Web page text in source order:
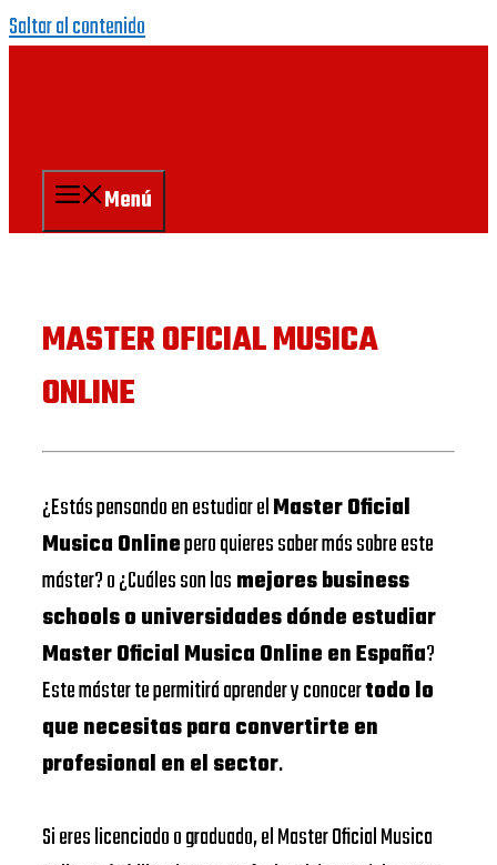
Saltar al contenido
Menú
MASTER OFICIAL MUSICA
ONLINE
¿Estás pensando en estudiar elMaster Oficial
Musica Onlinepero quieres saber más sobre este
máster? o ¿Cuáles son lasmejores business
schools o universidades dónde estudiar
Master Oficial Musica Online en España?
Este máster te permitirá aprender y conocertodo lo
que necesitas para convertirte en
profesional en el sector.
Si eres licenciado o graduado, el Master Oficial Musica